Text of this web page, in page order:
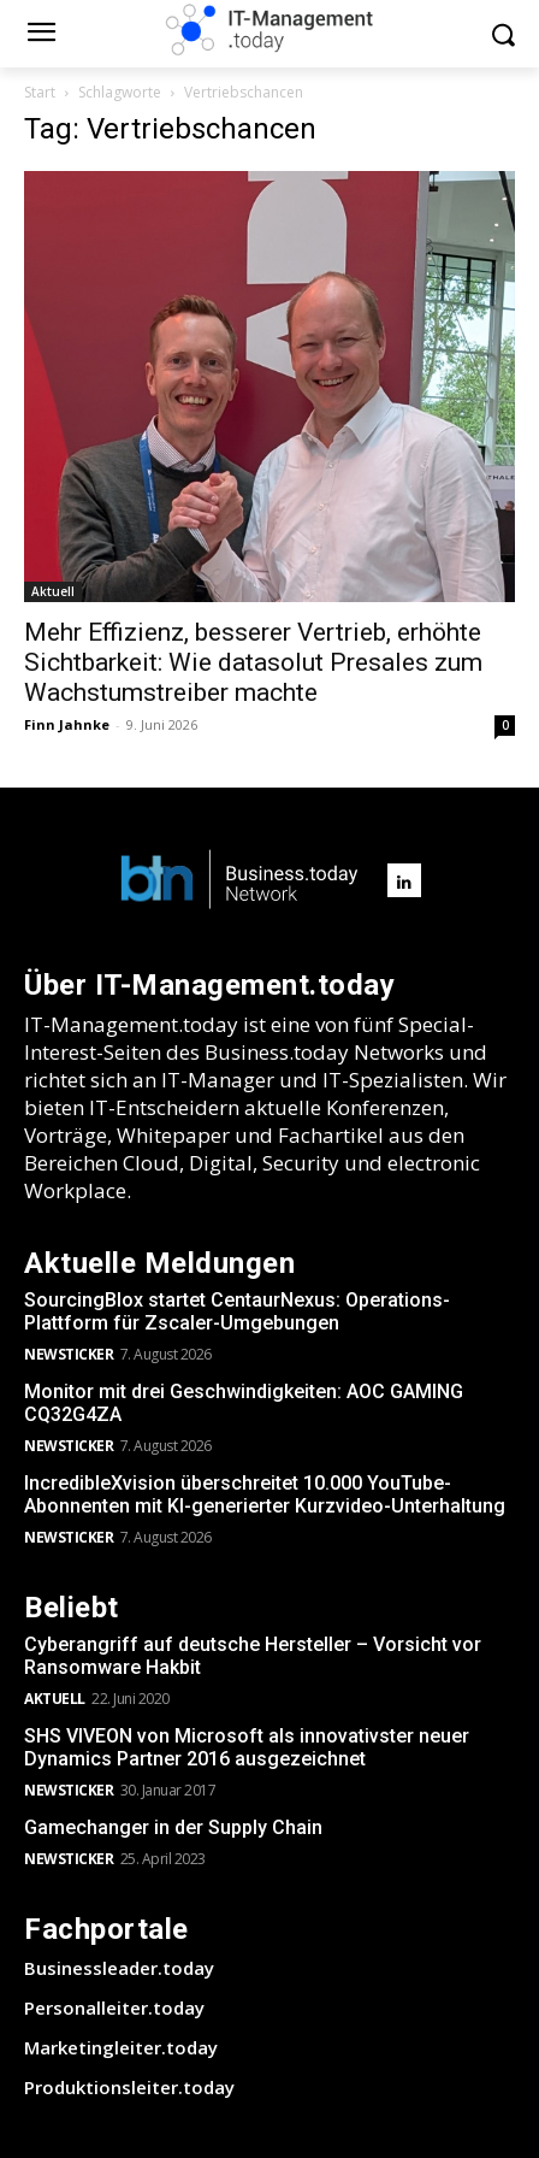
Start Schlagworte Vertriebschancen
Tag: Vertriebschancen
Aktuell
Mehr Effizienz, besserer Vertrieb, erhöhte
Sichtbarkeit: Wie datasolut Presales zum
Wachstumstreiber machte
Finn Jahnke - 9. Juni 2026 0
Über IT-Management.today
IT-Management.today ist eine von fünf Special-
Interest-Seiten des Business.today Networks und
richtet sich an IT-Manager und IT-Spezialisten. Wir
bieten IT-Entscheidern aktuelle Konferenzen,
Vorträge, Whitepaper und Fachartikel aus den
Bereichen Cloud, Digital, Security und electronic
Workplace.
Aktuelle Meldungen
SourcingBlox startet CentaurNexus: Operations-
Plattform für Zscaler-Umgebungen
NEWSTICKER 7. August 2026
Monitor mit drei Geschwindigkeiten: AOC GAMING
CQ32G4ZA
NEWSTICKER 7. August 2026
IncredibleXvision überschreitet 10.000 YouTube-
Abonnenten mit KI-generierter Kurzvideo-Unterhaltung
NEWSTICKER 7. August 2026
Beliebt
Cyberangriff auf deutsche Hersteller – Vorsicht vor
Ransomware Hakbit
AKTUELL 22. Juni 2020
SHS VIVEON von Microsoft als innovativster neuer
Dynamics Partner 2016 ausgezeichnet
NEWSTICKER 30. Januar 2017
Gamechanger in der Supply Chain
NEWSTICKER 25. April 2023
Fachportale
Businessleader.today
Personalleiter.today
Marketingleiter.today
Produktionsleiter.today